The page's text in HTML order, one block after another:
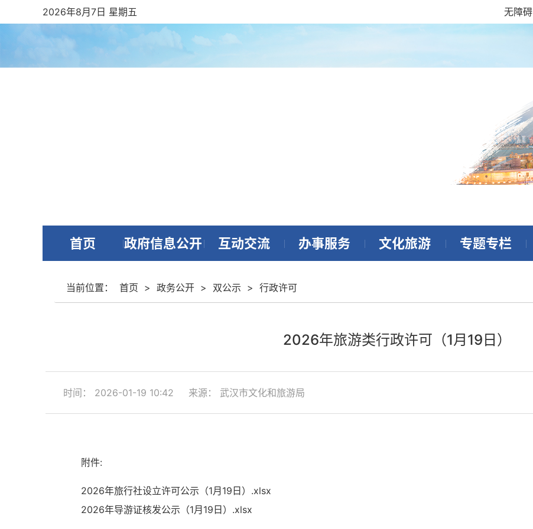
2026年8月7日 星期五 无障碍
首页 政府信息公开 互动交流 办事服务 文化旅游 专题专栏
当前位置： 首页 > 政务公开 > 双公示 > 行政许可
2026年旅游类行政许可（1月19日）
时间： 2026-01-19 10:42 来源： 武汉市文化和旅游局
附件:
2026年旅行社设立许可公示（1月19日）.xlsx
2026年导游证核发公示（1月19日）.xlsx